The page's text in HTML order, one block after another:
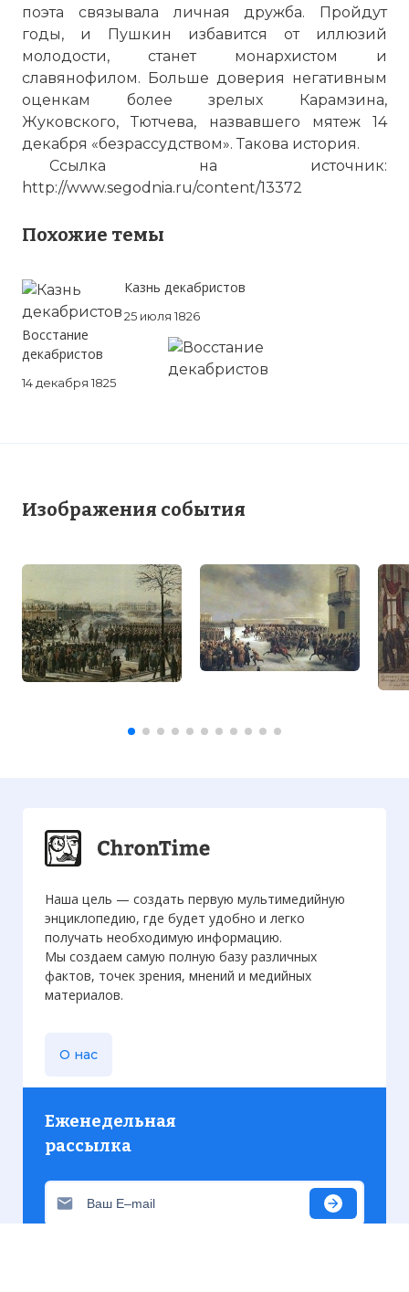
поэта связывала личная дружба. Пройдут
годы, и Пушкин избавится от иллюзий
молодости, станет монархистом и
славянофилом. Больше доверия негативным
оценкам более зрелых Карамзина,
Жуковского, Тютчева, назвавшего мятеж 14
декабря «безрассудством». Такова история.
Ссылка на источник:
http://www.segodnia.ru/content/13372
Похожие темы
Казнь декабристов
25 июля 1826
Восстание
декабристов
14 декабря 1825
Изображения события
Наша цель — создать первую мультимедийную
энциклопедию, где будет удобно и легко
получать необходимую информацию.
Мы создаем самую полную базу различных
фактов, точек зрения, мнений и медийных
материалов.
О нас
Еженедельная
рассылка